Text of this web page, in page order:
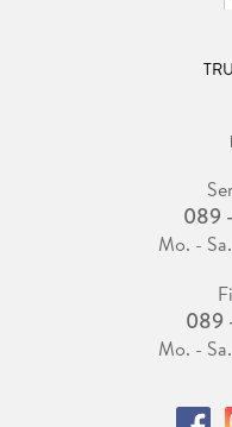
089
Mo. -
089
Mo. -